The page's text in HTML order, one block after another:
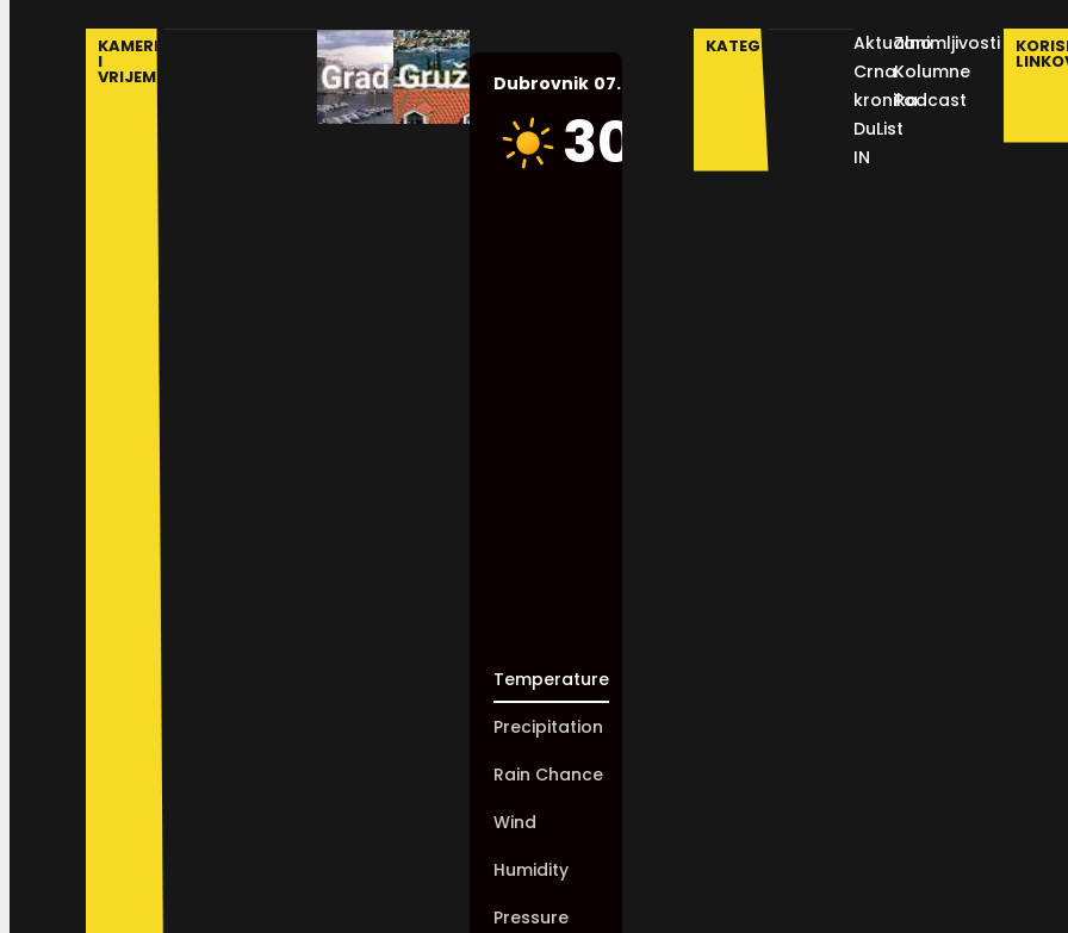
KAMERE
I
VRIJEME Dubrovnik 07.08.2026.
30
Humidity:
Temperature
Precipitation
Rain Chance
Wind
Humidity
Pressure
KATEGORIJE
Aktualno
Crna
kronika
DuList
IN
Zanimljivosti
Kolumne
Podcast